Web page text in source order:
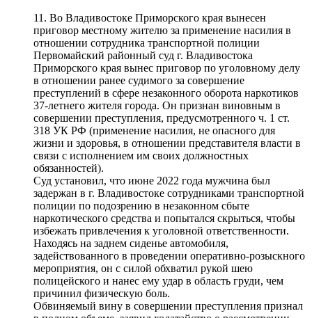
11. Во Владивостоке Приморского края вынесен
приговор местному жителю за применение насилия в
отношении сотрудника транспортной полиции
Первомайский районный суд г. Владивостока
Приморского края вынес приговор по уголовному делу
в отношении ранее судимого за совершение
преступлений в сфере незаконного оборота наркотиков
37-летнего жителя города. Он признан виновным в
совершении преступления, предусмотренного ч. 1 ст.
318 УК РФ (применение насилия, не опасного для
жизни и здоровья, в отношении представителя власти в
связи с исполнением им своих должностных
обязанностей).
Суд установил, что июне 2022 года мужчина был
задержан в г. Владивостоке сотрудниками транспортной
полиции по подозрению в незаконном сбыте
наркотического средства и попытался скрыться, чтобы
избежать привлечения к уголовной ответственности.
Находясь на заднем сиденье автомобиля,
задействованного в проведении оперативно-розыскного
мероприятия, он с силой обхватил рукой шею
полицейского и нанес ему удар в область груди, чем
причинил физическую боль.
Обвиняемый вину в совершении преступления признал